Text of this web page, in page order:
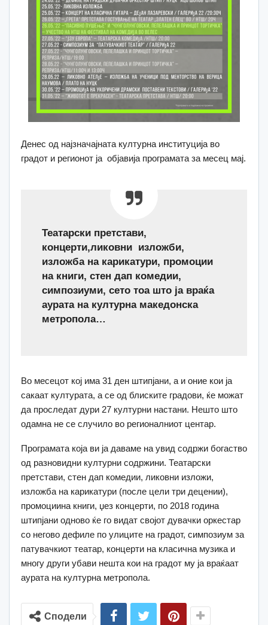
Денес од најзначајната културна институција во
градот и регионот ја објавија програмата за месец мај.
Театарски претстави,
концерти,ликовни изложби,
изложба на карикатури, промоции
на книги, стен дап комедии,
симпозиуми, сето тоа што ја враќа
аурата на културна македонска
метропола…
Во месецот кој има 31 ден штипјани, а и оние кои ја
сакаат културата, а се од блиските градови, ќе можат
да проследат дури 27 културни настани. Нешто што
одамна не се случило во регионалниот центар.
Програмата која ви ја даваме на увид содржи богаство
од разновидни културни содржини. Театарски
претстави, стен дап комедии, ликовни изложи,
изложба на карикатури (после цели три децении),
промоциина книги, џез концерти, по 2018 година
штипјани одново ќе го видат својот дувачки оркестар
со негово дефиле по улиците на градот, симпозиум за
патувачкиот театар, концерти на класична музика и
многу други убави нешта кои на градот му ја враќаат
аурата на културна метропола.
Сподели